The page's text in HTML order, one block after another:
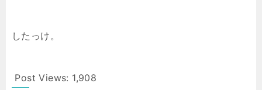
したっけ。
Post Views: 1,908